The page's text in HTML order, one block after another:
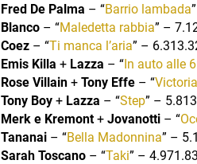
Fred De Palma – “Barrio lambada
Blanco– “Maledetta rabbia” –
Coez– “Ti manca l’aria” –
Emis Killa + Lazza – “In auto alle
Rose Villain+ Tony Effe– “
Tony Boy+ Lazza – “Step” –
Merk e Kremont+ Jovanotti– “
Tananai– “Bella Madonnina” –
Sarah Toscano – “Taki” –